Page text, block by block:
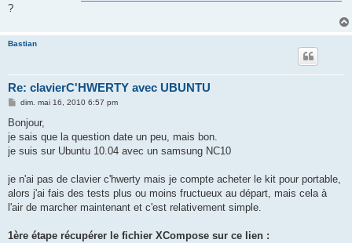
?
Bastian
Re: clavierC'HWERTY avec UBUNTU
M
s
a
g
dim. mai 16, 2010 6:57 pm
Bonjour,
je sais que la question date un peu, mais bon.
je suis sur Ubuntu 10.04 avec un samsung NC10
je n'ai pas de clavier c'hwerty mais je compte acheter le kit pour portable,
alors j'ai fais des tests plus ou moins fructueux au départ, mais cela à
l'air de marcher maintenant et c'est relativement simple.
1ère étape récupérer le fichier XCompose sur ce lien :